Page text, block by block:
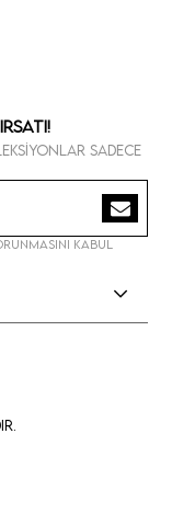
sadece
kabul